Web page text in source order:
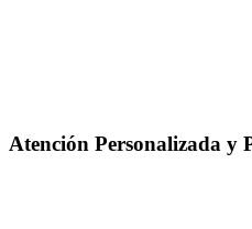
Atención Personalizada y